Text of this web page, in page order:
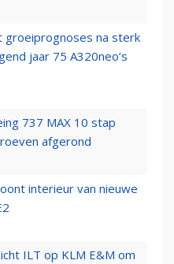
groeiprognoses na sterk
jaar 75 A320neo’s
737 MAX 10 stap
afgerond
interieur van nieuwe
ILT op KLM E&M om